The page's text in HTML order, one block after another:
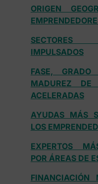
ORIGEN
SECTORES
IMPULSADOS
FASE,
MADUREZ DE
ACELERADAS
AYUDAS MÁS
LOS
EXPERTOS
POR ÁREAS DE
FINANCIACIÓN